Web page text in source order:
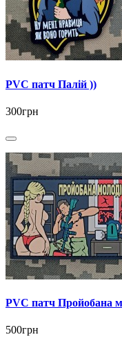
PVC патч Палій ))
300грн
PVC патч Пройобана
500грн